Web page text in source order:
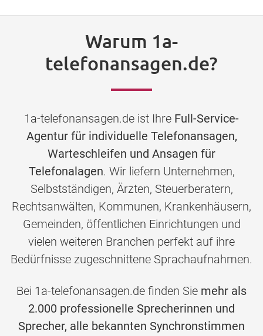
Warum 1a-
telefonansagen.de?
1a-telefonansagen.de ist Ihre Full-Service-
Agentur für individuelle Telefonansagen,
Warteschleifen und Ansagen für
Telefonalagen. Wir liefern Unternehmen,
Selbstständigen, Ärzten, Steuerberatern,
Rechtsanwälten, Kommunen, Krankenhäusern,
Gemeinden, öffentlichen Einrichtungen und
vielen weiteren Branchen perfekt auf ihre
Bedürfnisse zugeschnittene Sprachaufnahmen.
Bei 1a-telefonansagen.de finden Sie mehr als
2.000 professionelle Sprecherinnen und
Sprecher, alle bekannten Synchronstimmen